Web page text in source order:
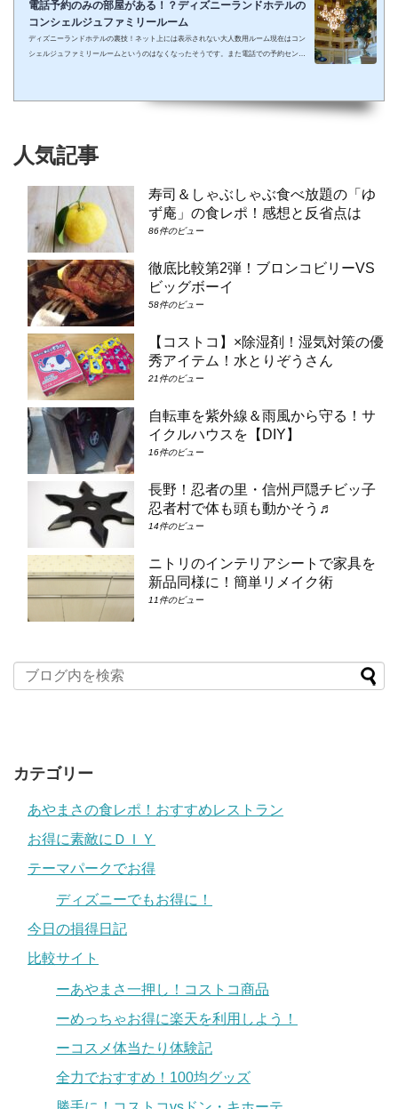
電話予約のみの部屋がある！？ディズニーランドホテルの
コンシェルジュファミリールーム
ディズニーランドホテルの裏技！ネット上には表示されない大人数用ルーム現在はコン
シェルジュファミリールームというのはなくなったそうです。また電話での予約センタ
ュ・スーペリアルーム（パークビュー）（7-8階）④コンシェルジュ・デラックスルー
人気記事
寿司＆しゃぶしゃぶ食べ放題の「ゆ
ず庵」の食レポ！感想と反省点は
86件のビュー
徹底比較第2弾！ブロンコビリーVS
ビッグボーイ
58件のビュー
【コストコ】×除湿剤！湿気対策の優
秀アイテム！水とりぞうさん
21件のビュー
自転車を紫外線＆雨風から守る！サ
イクルハウスを【DIY】
16件のビュー
長野！忍者の里・信州戸隠チビッ子
忍者村で体も頭も動かそう♬
14件のビュー
ニトリのインテリアシートで家具を
新品同様に！簡単リメイク術
11件のビュー
カテゴリー
あやまさの食レポ！おすすめレストラン
お得に素敵にＤＩＹ
テーマパークでお得
ディズニーでもお得に！
今日の損得日記
比較サイト
ーあやまさ一押し！コストコ商品
ーめっちゃお得に楽天を利用しよう！
ーコスメ体当たり体験記
全力でおすすめ！100均グッズ